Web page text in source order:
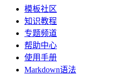
模板社区
知识教程
专题频道
帮助中心
使用手册
Markdown语法